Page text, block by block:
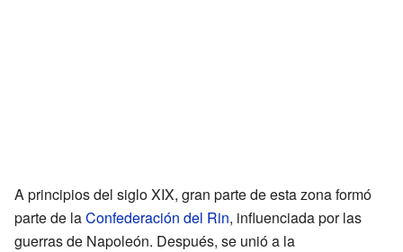
A principios del siglo XIX, gran parte de esta zona formó
parte de laConfederación del Rin, influenciada por las
guerras de Napoleón. Después, se unió a la